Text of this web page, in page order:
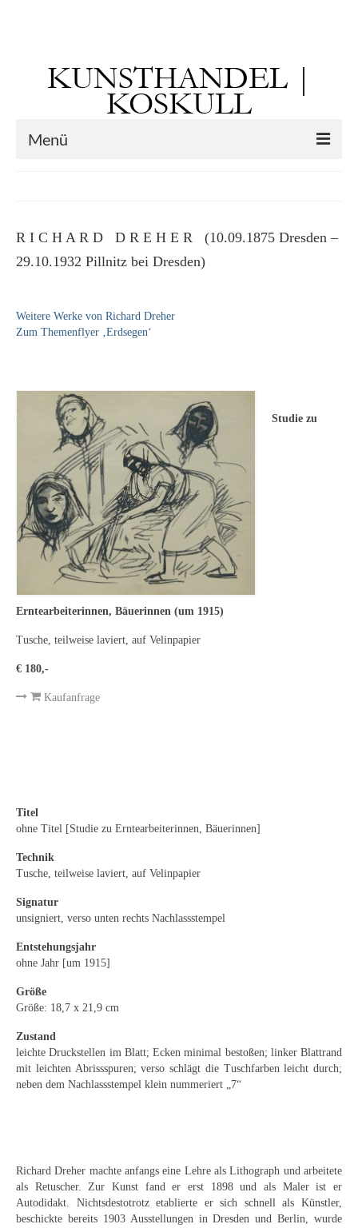
KUNSTHANDEL |
KOSKULL
Menü
Max Gaisser
George Paice
Johann Georg Strobel
Ludwig Martin Wilberg
Weitere Künstler nach 1945
Kunst 1900-1945
Walter Becker
Ernst Geitlinger
Karl Otto Hy
Weitere Künstler 1900-1945
Hermann Dieste
August Lange-Brock
Ferdinand Springer
Arne Siegfried
Curt Wittenbecher
Autographen / Dokumente
Herkunft & Wirkungsstätte
R I C H A R D D R E H E R (10.09.1875 Dresden –
29.10.1932 Pillnitz bei Dresden)
Weitere Werke von Richard Dreher
Zum Themenflyer ‚Erdsegen‘
Studie zu
Erntearbeiterinnen, Bäuerinnen (um 1915)
Tusche, teilweise laviert, auf Velinpapier
€ 180,-
Kaufanfrage
Titel
ohne Titel [Studie zu Erntearbeiterinnen, Bäuerinnen]
Technik
Tusche, teilweise laviert, auf Velinpapier
Signatur
unsigniert, verso unten rechts Nachlassstempel
Entstehungsjahr
ohne Jahr [um 1915]
Größe
Größe: 18,7 x 21,9 cm
Zustand
leichte Druckstellen im Blatt; Ecken minimal bestoßen; linker Blattrand
mit leichten Abrissspuren; verso schlägt die Tuschfarben leicht durch;
neben dem Nachlassstempel klein nummeriert „7“
Richard Dreher machte anfangs eine Lehre als Lithograph und arbeitete
als Retuscher. Zur Kunst fand er erst 1898 und als Maler ist er
Autodidakt. Nichtsdestotrotz etablierte er sich schnell als Künstler,
beschickte bereits 1903 Ausstellungen in Dresden und Berlin, wurde